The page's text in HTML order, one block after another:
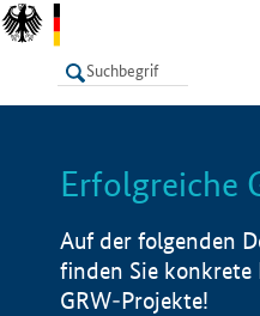
LISTE
Erfolgreiche
Auf der folgenden
finden Sie konkrete
GRW-Projekte!